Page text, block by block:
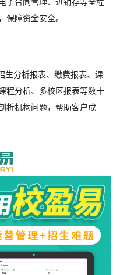
保障资金安全。
生分析报表、缴费报表、课
程分析、多校区报表等数十
析机构问题，帮助客户成